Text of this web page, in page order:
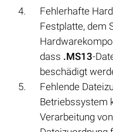
Fehlerhafte
Festplatte, dem
dass .MS13-
beschädigt
Fehlende
Betriebssystem
Verarbeitung von